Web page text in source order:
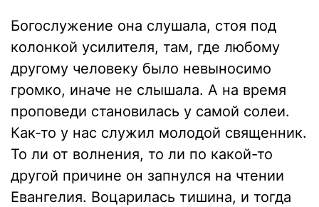
Богослужение она слушала, стоя под
колонкой усилителя, там, где любому
другому человеку было невыносимо
громко, иначе не слышала. А на время
проповеди становилась у самой солеи.
Как-то у нас служил молодой священник.
То ли от волнения, то ли по какой-то
другой причине он запнулся на чтении
Евангелия. Воцарилась тишина, и тогда